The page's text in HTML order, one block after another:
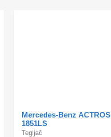
Mercedes-Benz ACTROS
1851LS
Tegljač